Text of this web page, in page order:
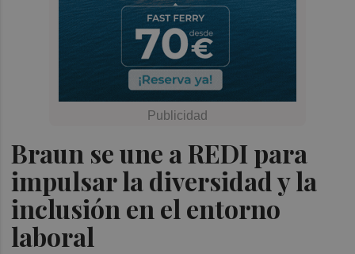
Braun se une a REDI para
impulsar la diversidad y la
inclusión en el entorno
laboral